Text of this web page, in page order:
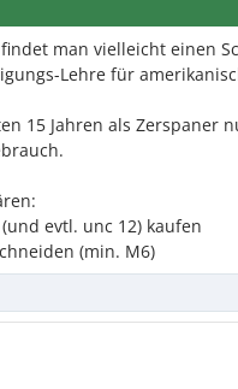
man vielleicht einen
Lehre für
15 Jahren als
evtl. unc 12) kaufen
(min. M6)